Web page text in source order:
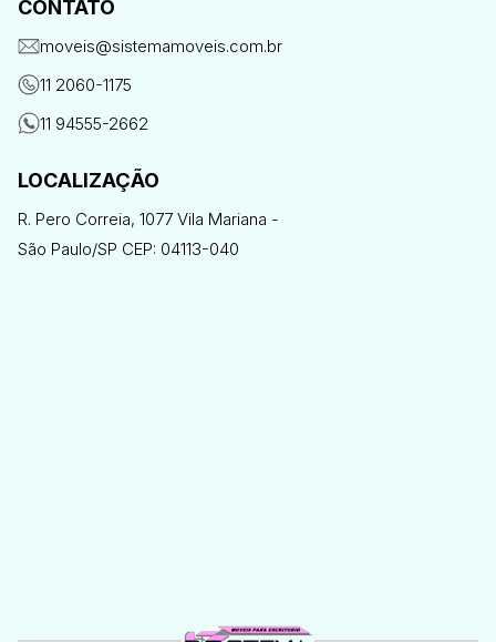
CONTATO
moveis@sistemamoveis.com.br
11 2060-1175
11 94555-2662
LOCALIZAÇÃO
R. Pero Correia, 1077 Vila Mariana -
São Paulo/SP CEP: 04113-040